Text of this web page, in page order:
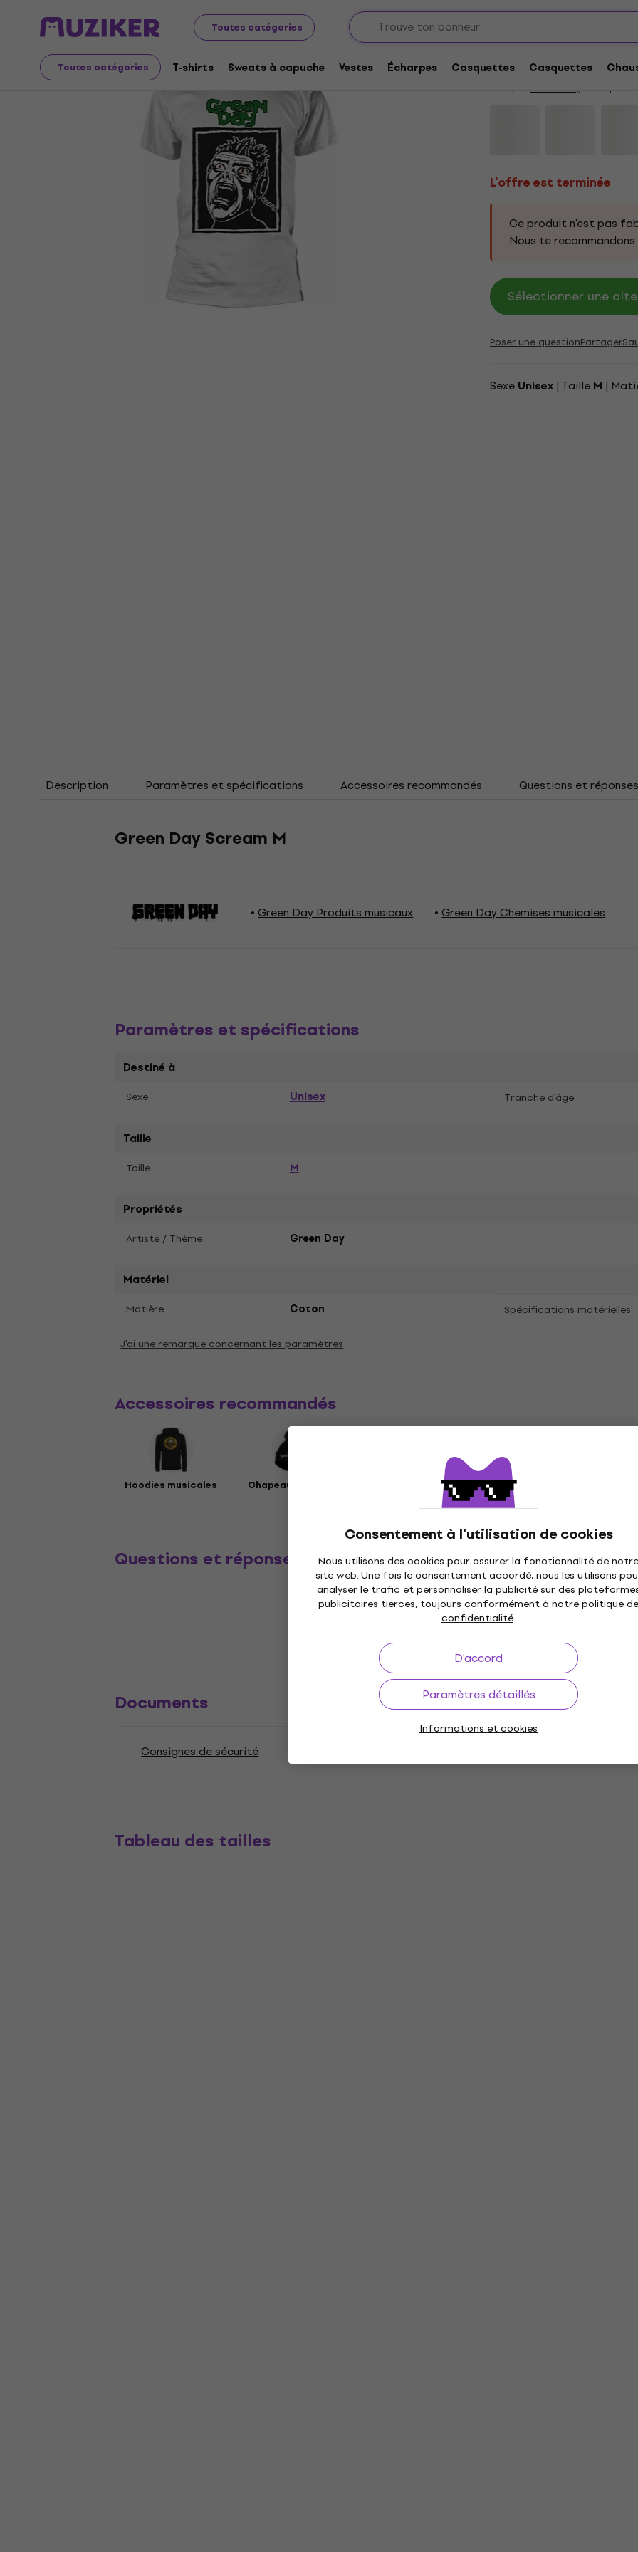
Toutes catégories
Toutes catégories T-shirts Sweats à capuche Vestes Écharpes Casquettes Casquettes
Consentement à l'utilisation de cookies
Nous utilisons des cookies pour assurer la fonctionnalité de notre
site web. Une fois le consentement accordé, nous les utilisons
analyser le trafic et personnaliser la publicité sur des
publicitaires tierces, toujours conformément à notre politique de
confidentialité.
D'accord
Paramètres détaillés
Informations et cookies
Merch Produits musicaux T-shirts
L'offre est terminée
L'offre est terminée
Green Day Scream M
Marque: Green Day Code
L'offre est terminée
Ce produit n'est pas
Nous te
Sélectionner une
Poser une questionPartager
Sexe Unisex | Taille M |
Description Paramètres et spécifications Accessoires recommandés Questions et réponses
Green Day Scream M
Green Day Produits musicaux Green Day Chemises musicales
Paramètres et spécifications
Destiné à
Sexe Unisex Tranche d'âge
Taille
Taille M
Propriétés
Artiste / Thème Green Day
Matériel
Matière Coton Spécifications matérielles
J'ai une remarque concernant les paramètres
Accessoires recommandés
Hoodies musicales Chapeaux musique Disques vinyles Casquettes musique
Questions et réponses
Documents
Consignes de sécurité
Tableau des tailles